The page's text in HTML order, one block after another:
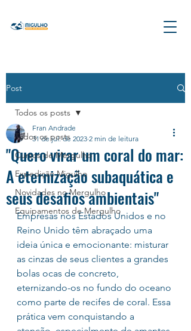
Post
Todos os posts
Cursos de Mergulho
Expedição Migulho
Novidades no Mergulho
Equipamentos de Mergulho
Todos os posts
"Quero virar um coral do mar:
A eternização subaquática e
seus desafios ambientais"
Fran Andrade
31 de jul. de 2023 2 min de leitura
Empresas nos Estados Unidos e no
Reino Unido têm abraçado uma
ideia única e emocionante: misturar
as cinzas de seus clientes a grandes
bolas ocas de concreto,
eternizando-os no fundo do oceano
como parte de recifes de coral. Essa
prática vem conquistando a